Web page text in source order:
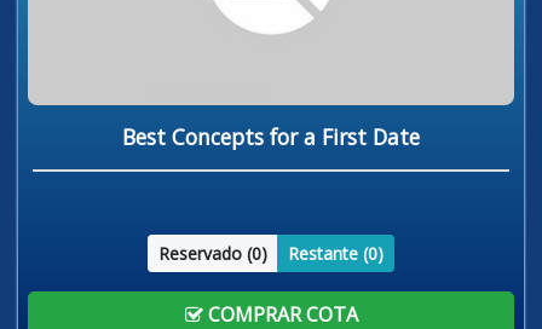
Best Concepts for a First Date
Reservado (0) Restante (0)
COMPRAR COTA